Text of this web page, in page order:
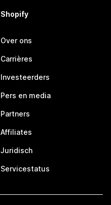
Shopify
Over ons
Carrières
Investeerders
Pers en media
Partners
Affiliates
Juridisch
Servicestatus